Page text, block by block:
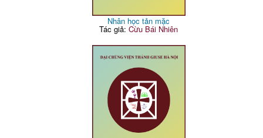
Nhân học tản mặc
Tác giả:Cừu Bái Nhiên